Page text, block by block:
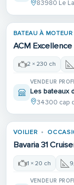
83980 Le
BATEAU À MOTEUR
ACM Excellence
2 × 230 ch
VENDEUR
Les bateaux
34300 cap
VOILIER
Bavaria 31
1 × 20 ch
VENDEUR